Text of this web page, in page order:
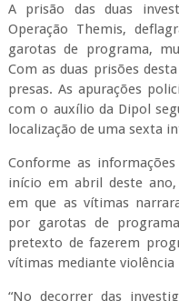
A prisão das duas
Operação Themis,
garotas de programa,
Com as duas prisões
presas. As apurações
com o auxílio da Dipol
localização de uma sexta
Conforme as
início em abril deste
em que as vítimas
por garotas de
pretexto de fazerem
vítimas mediante
“No decorrer das